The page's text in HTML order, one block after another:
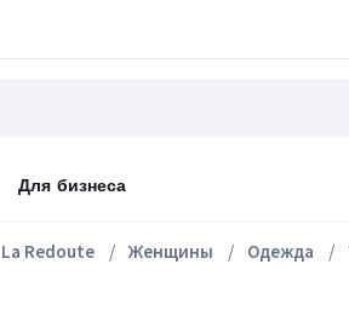
Для бизнеса
La Redoute Женщины Одежда